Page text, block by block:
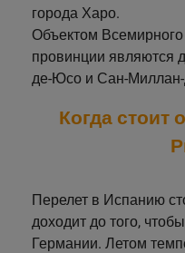
Саламанка
Валенсия
города Харо.
Объектом
провинции являются
де-Юсо и Сан-Миллан-
Когда стоит
Перелет в Испанию
доходит до того,
Германии. Летом